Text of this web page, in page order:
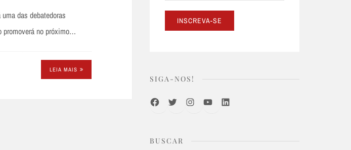
das debatedoras
promoverá no próximo…
LEIA MAIS
SIGA-NOS!
FacebookTwitterInstagramYoutubeLinkedIn
BUSCAR